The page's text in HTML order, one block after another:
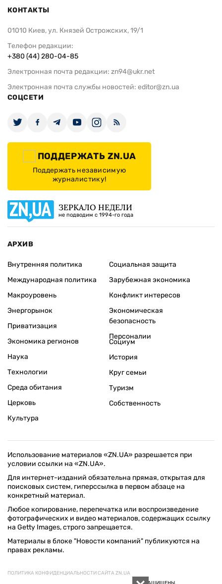
КОНТАКТЫ
01010 Киев, ул. Князей Острожских, 19/1
Телефон редакции:
+380 (44) 280-04-85
Электронная почта редакции: zn94@ukr.net
Электронная почта службы новостей: editor@zn.ua
СОЦСЕТИ
ПОДДЕРЖАТЬ ZN.UA
Поддержать независимую
журналистику!
ЗЕРКАЛО НЕДЕЛИ
не подводим с 1994-го года
АРХИВ
Внутренняя политика
Международная политика
Макроуровень
Энергорынок
Приватизация
Экономика регионов
Социальная защита
Зарубежная экономика
Конфликт интересов
Экономическая
безопасность
Персоналии
Наука
Технологии
Среда обитания
Церковь
Культура
Социум
История
Круг семьи
Туризм
Собственность
Использование материалов «ZN.UA» разрешается при
условии ссылки на «ZN.UA».
Для интернет-изданий обязательна прямая, открытая для
поисковых систем, гиперссылка в первом абзаце на
конкретный материал.
Любое копирование, перепечатка или воспроизведение
фотографических и видео материалов, содержащих ссылку
на Getty Images, строго запрещается.
Материалы в блоке "Новости компаний" публикуются на
правах рекламы.
ПОЛИТИКА КОНФИДЕНЦИАЛЬНОСТИ САЙТА ZN.UA